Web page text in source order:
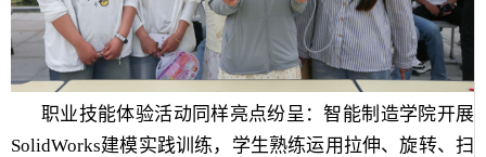
职业技能体验活动同样亮点纷呈：智能制造学院开展
SolidWorks建模实践训练，学生熟练运用拉伸、旋转、扫